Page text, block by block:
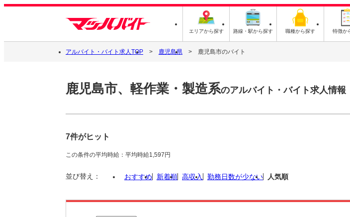
エリアから探す 路線・駅から探す 職種から探す 特徴か
アルバイト・バイト求人TOP 鹿児島県 鹿児島市のバイト
鹿児島市、軽作業・製造系のアルバイト・バイト求人情報
7件がヒット
この条件の平均時給：平均時給1,597円
並び替え： おすすめ 新着順 高収入 勤務日数が少ない 人気順